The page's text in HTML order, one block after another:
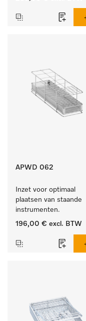
APWD 062
Inzet voor optimaal
plaatsen van staande
instrumenten.
196,00 € excl. BTW